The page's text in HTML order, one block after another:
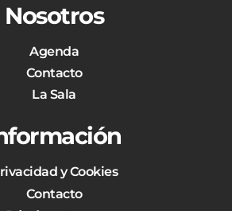
Nosotros
Agenda
Contacto
La Sala
y Cookies
Contacto